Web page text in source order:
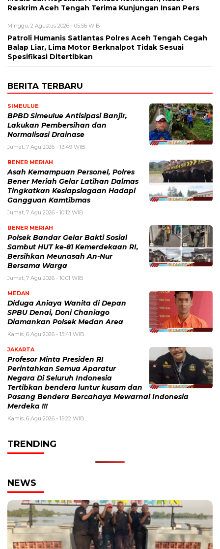
Reskrim Aceh Tengah Terima Kunjungan Insan Pers
Minggu, 2 Agustus 2026 - 05:56 WIB
Patroli Humanis Satlantas Polres Aceh Tengah Cegah
Balap Liar, Lima Motor Berknalpot Tidak Sesuai
Spesifikasi Ditertibkan
BERITA TERBARU
SIMEULUE
BPBD Simeulue Antisipasi Banjir,
Lakukan Pembersihan dan
Normalisasi Drainase
Jumat, 7 Agu 2026 - 13:49 WIB
BENER MERIAH
Asah Kemampuan Personel, Polres
Bener Meriah Gelar Latihan Dalmas
Tingkatkan Kesiapsiagaan Hadapi
Gangguan Kamtibmas
Jumat, 7 Agu 2026 - 10:12 WIB
BENER MERIAH
Polsek Bandar Gelar Bakti Sosial
Sambut HUT ke-81 Kemerdekaan RI,
Bersihkan Meunasah An-Nur
Bersama Warga
Jumat, 7 Agu 2026 - 10:01 WIB
MEDAN
Diduga Aniaya Wanita di Depan
SPBU Denai, Doni Chaniago
Diamankan Polsek Medan Area
Kamis, 6 Agu 2026 - 15:41 WIB
JAKARTA
Profesor Minta Presiden RI
Perintahkan Semua Aparatur
Negara Di Seluruh Indonesia
Tertibkan bendera luntur kusam dan
Pasang Bendera Bercahaya Mewarnai Indonesia
Merdeka !!!
Kamis, 6 Agu 2026 - 15:22 WIB
TRENDING
NEWS